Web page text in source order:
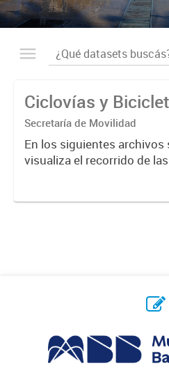
Ciclovías y
Secretaría de Movilidad
En los siguientes archivos
visualiza el recorrido de las